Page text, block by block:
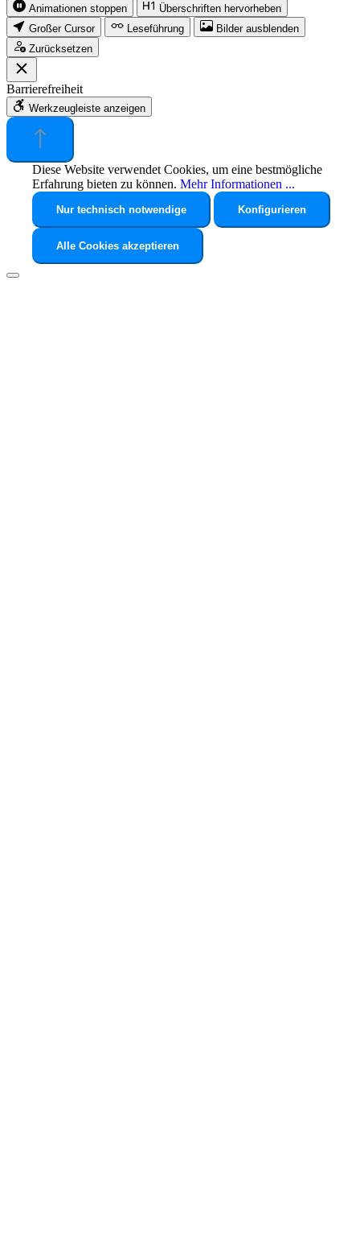
Animationen stoppen
Überschriften hervorheben
Großer Cursor
Leseführung
Bilder ausblenden
Zurücksetzen
Barrierefreiheit
Werkzeugleiste anzeigen
Diese Website verwendet Cookies, um eine bestmögliche
Erfahrung bieten zu können. Mehr Informationen ...
Nur technisch notwendige Konfigurieren
Alle Cookies akzeptieren